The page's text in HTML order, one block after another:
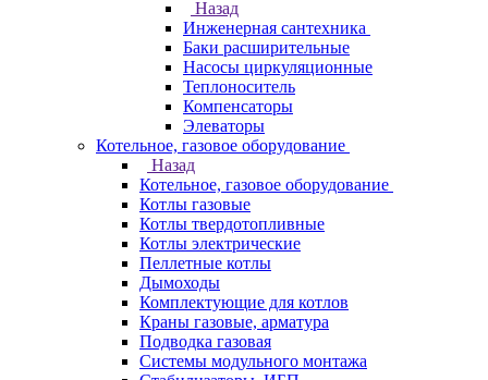
Назад
Инженерная сантехника
Баки расширительные
Насосы циркуляционные
Теплоноситель
Компенсаторы
Элеваторы
Котельное, газовое оборудование
Назад
Котельное, газовое оборудование
Котлы газовые
Котлы твердотопливные
Котлы электрические
Пеллетные котлы
Дымоходы
Комплектующие для котлов
Краны газовые, арматура
Подводка газовая
Системы модульного монтажа